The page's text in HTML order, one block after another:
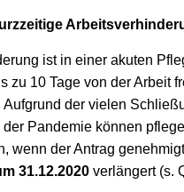
ist in einer akuten
zu 10 Tage von der Arbeit
der vielen
Pandemie können
wenn der Antrag
31.12.2020 verlängert (s.